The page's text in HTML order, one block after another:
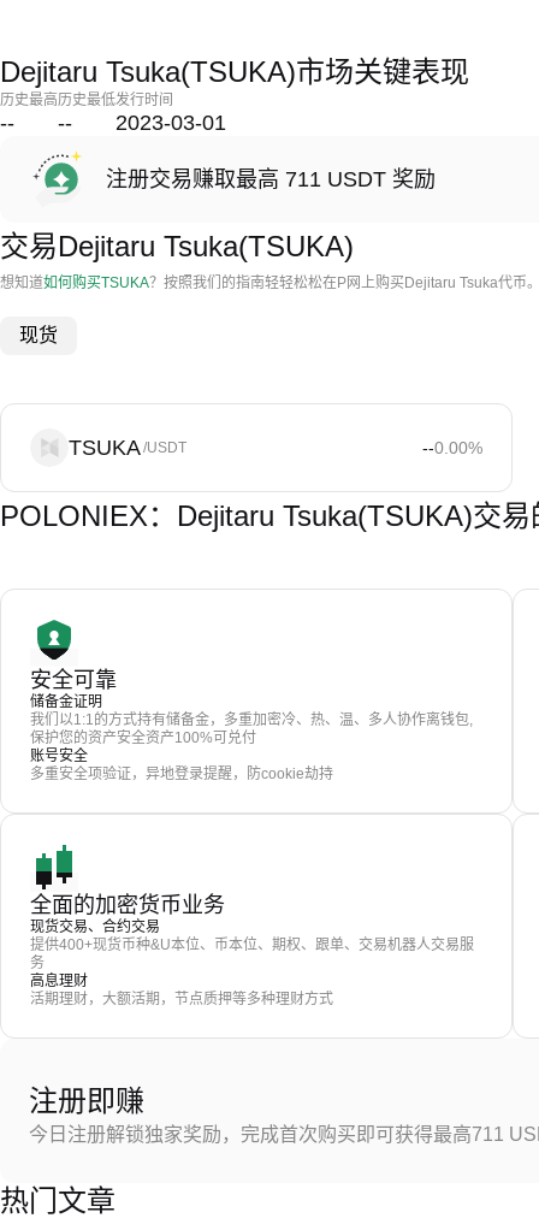
Dejitaru Tsuka(TSUKA)市场关键表现
历史最高
--
历史最低
--
发行时间
2023-03-01
注册交易赚取最高 711 USDT 奖励
交易Dejitaru Tsuka(TSUKA)
想知道如何购买TSUKA？按照我们的指南轻轻松松在P网上购买Dejitaru Tsuka代币
现货
TSUKA/USDT --0.00%
POLONIEX：Dejitaru Tsuka(TSUKA)交
安全可靠
储备金证明
我们以1:1的方式持有储备金，多重加密冷、热、温、多人协作离钱包,
保护您的资产安全资产100%可兑付
账号安全
多重安全项验证，异地登录提醒，防cookie劫持
全面的加密货币业务
现货交易、合约交易
提供400+现货币种&U本位、币本位、期权、跟单、交易机器人交易服
务
高息理财
活期理财，大额活期，节点质押等多种理财方式
注册即赚
今日注册解锁独家奖励，完成首次购买即可获得最高711
热门文章